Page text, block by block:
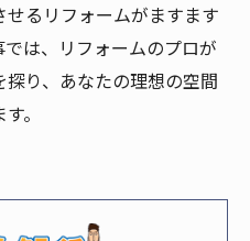
るリフォームがますます
は、リフォームのプロが
り、あなたの理想の空間
。